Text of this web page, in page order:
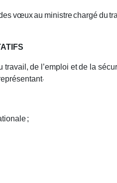
vœux au ministre chargé du
travail, de l’emploi et de la
;